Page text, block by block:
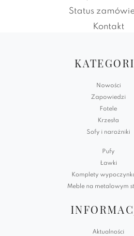
Status
Kontakt
Nowości
Zapowiedzi
Fotele
Krzesła
Sofy i narożniki
Pufy
Ławki
Komplety
Meble na metalowym
Aktualności